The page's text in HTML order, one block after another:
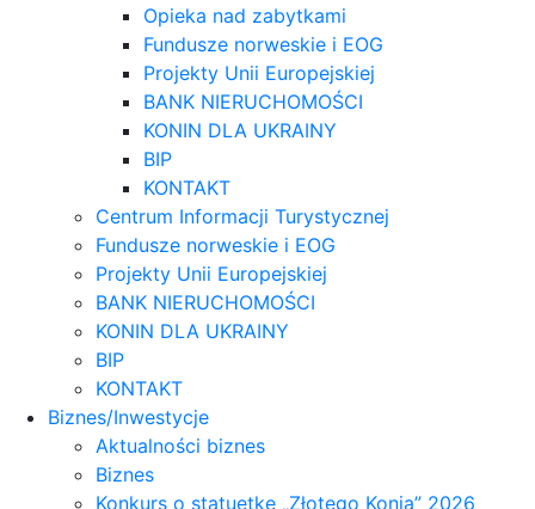
Opieka nad zabytkami
Fundusze norweskie i EOG
Projekty Unii Europejskiej
BANK NIERUCHOMOŚCI
KONIN DLA UKRAINY
BIP
KONTAKT
Centrum Informacji Turystycznej
Fundusze norweskie i EOG
Projekty Unii Europejskiej
BANK NIERUCHOMOŚCI
KONIN DLA UKRAINY
BIP
KONTAKT
Biznes/Inwestycje
Aktualności biznes
Biznes
Konkurs o statuetkę „Złotego Konia” 2026